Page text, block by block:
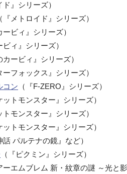
』シリーズ）
（『メトロイド』シリーズ）
ビィ』シリーズ）
ィ』シリーズ）
カービィ』シリーズ）
フォックス』シリーズ）
コン （『F-ZERO』シリーズ）
トモンスター』シリーズ）
トモンスター』シリーズ）
ットモンスター』シリーズ）
パルテナの鏡』など）
（『ピクミン』シリーズ）
エムブレム 新・紋章の謎 ～光と影